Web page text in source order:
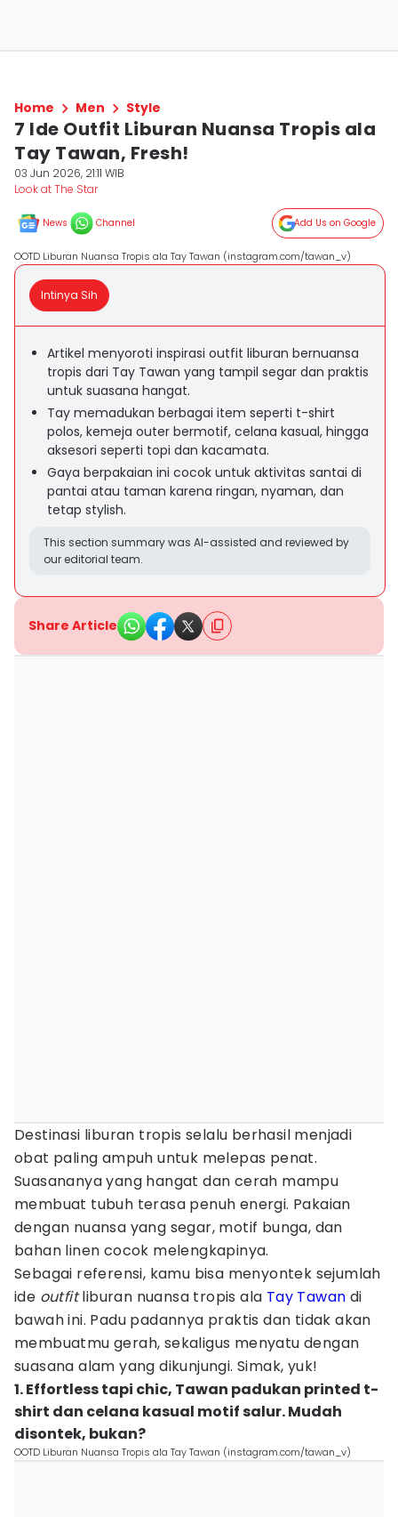
Home Men Style
7 Ide Outfit Liburan Nuansa Tropis ala
Tay Tawan, Fresh!
03 Jun 2026, 21:11 WIB
Look at The Star
News Channel Add Us on Google
OOTD Liburan Nuansa Tropis ala Tay Tawan (instagram.com/tawan_v)
Intinya Sih
Artikel menyoroti inspirasi outfit liburan bernuansa
tropis dari Tay Tawan yang tampil segar dan praktis
untuk suasana hangat.
Tay memadukan berbagai item seperti t-shirt
polos, kemeja outer bermotif, celana kasual, hingga
aksesori seperti topi dan kacamata.
Gaya berpakaian ini cocok untuk aktivitas santai di
pantai atau taman karena ringan, nyaman, dan
tetap stylish.
This section summary was AI-assisted and reviewed by
our editorial team.
Share Article
Destinasi liburan tropis selalu berhasil menjadi
obat paling ampuh untuk melepas penat.
Suasananya yang hangat dan cerah mampu
membuat tubuh terasa penuh energi. Pakaian
dengan nuansa yang segar, motif bunga, dan
bahan linen cocok melengkapinya.
Sebagai referensi, kamu bisa menyontek sejumlah
ide outfitliburan nuansa tropis ala Tay Tawan di
bawah ini. Padu padannya praktis dan tidak akan
membuatmu gerah, sekaligus menyatu dengan
suasana alam yang dikunjungi. Simak, yuk!
1. Effortless tapi chic, Tawan padukan printed t-
shirt dan celana kasual motif salur. Mudah
disontek, bukan?
OOTD Liburan Nuansa Tropis ala Tay Tawan (instagram.com/tawan_v)